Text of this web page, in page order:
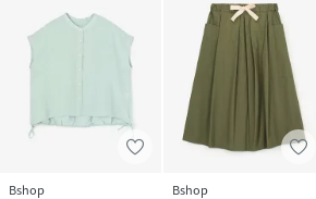
Bshop
Bshop